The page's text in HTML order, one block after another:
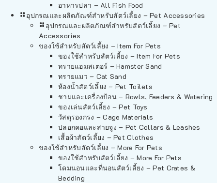
อาหารปลา – All Fish Food
อุปกรณและผลิตภัณฑ์สำหรับสัตว์เลี้ยง – Pet Accessories
อุปกรณและผลิตภัณฑ์สำหรับสัตว์เลี้ยง – Pet
Accessories
ของใช้สำหรับสัตว์เลี้ยง – Item For Pets
ของใช้สำหรับสัตว์เลี้ยง – Item For Pets
ทรายแฮมสเตอร์ – Hamster Sand
ทรายแมว – Cat Sand
ห้องน้ำสัตว์เลี้ยง – Pet Toilets
ชามและเครื่องป้อน – Bowls, Feeders & Watering
ของเล่นสัตว์เลี้ยง – Pet Toys
วัสดุรองกรง – Cage Materials
ปลอกคอและสายจูง – Pet Collars & Leashes
เสื้อผ้าสัตว์เลี้ยง – Pet Clothes
ของใช้สำหรับสัตว์เลี้ยง – More For Pets
ของใช้สำหรับสัตว์เลี้ยง – More For Pets
โดมนอนและที่นอนสัตว์เลี้ยง – Pet Crates &
Bedding